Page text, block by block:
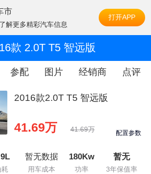
市
解更多精彩汽车信息
打开APP
款 2.0T T5 智远版
参配 图片 经销商 点评
2016款2.0T T5 智远版
41.69万 41.69万 配置参数
暂无数据
用车成本
180Kw
功率
暂无
3年保值率